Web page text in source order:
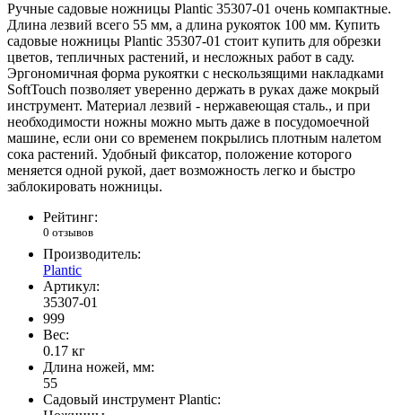
Ручные садовые ножницы Plantic 35307-01 очень компактные.
Длина лезвий всего 55 мм, а длина рукояток 100 мм. Купить
садовые ножницы Plantic 35307-01 стоит купить для обрезки
цветов, тепличных растений, и несложных работ в саду.
Эргономичная форма рукоятки с нескользящими накладками
SoftTouch позволяет уверенно держать в руках даже мокрый
инструмент. Материал лезвий - нержавеющая сталь., и при
необходимости ножны можно мыть даже в посудомоечной
машине, если они со временем покрылись плотным налетом
сока растений. Удобный фиксатор, положение которого
меняется одной рукой, дает возможность легко и быстро
заблокировать ножницы.
Рейтинг:
0 отзывов
Производитель:
Plantic
Артикул:
35307-01
999
Вес:
0.17 кг
Длина ножей, мм:
55
Садовый инструмент Plantic: